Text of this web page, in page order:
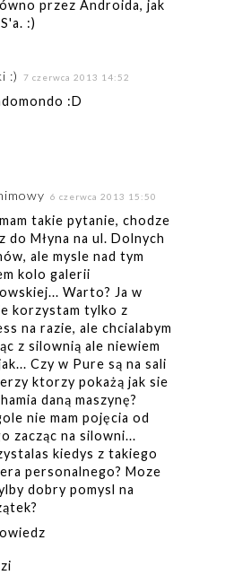
przez Androida, jak
:)
:) 7 czerwca 2013 14:52
:D
6 czerwca 2013 15:50
takie pytanie, chodze
do Młyna na ul. Dolnych
ale mysle nad tym
kolo galerii
Warto? Ja w
korzystam tylko z
na razie, ale chcialabym
z silownią ale niewiem
Czy w Pure są na sali
ktorzy pokażą jak sie
daną maszynę?
nie mam pojęcia od
zacząc na silowni...
kiedys z takiego
personalnego? Moze
dobry pomysl na